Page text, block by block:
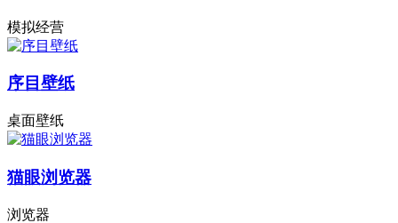
模拟经营
序目壁纸
桌面壁纸
猫眼浏览器
浏览器